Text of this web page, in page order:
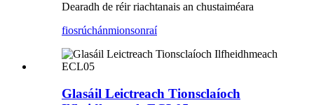
Dearadh de réir riachtanais an chustaiméara
fiosrúchánmionsonraí
Glasáil Leictreach Tionsclaíoch